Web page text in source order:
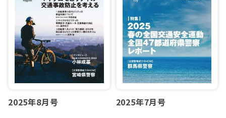
2025年8月号 2025年7月号